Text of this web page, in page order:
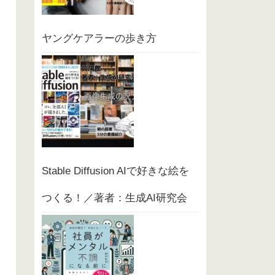
ヤングケアラーの歩き方
Stable Diffusion AIで好きな絵を
つくる！／著者：生成AI研究会